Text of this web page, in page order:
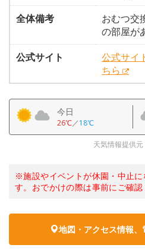
全体備考
おむつ交
の部屋が
公式サイト
公式サイ
ちら
今日
26℃／18℃
天気情報提供
※施設やイベントが休園・中止に
す。おでかけの際は事前にご確認
地図・アクセス情報